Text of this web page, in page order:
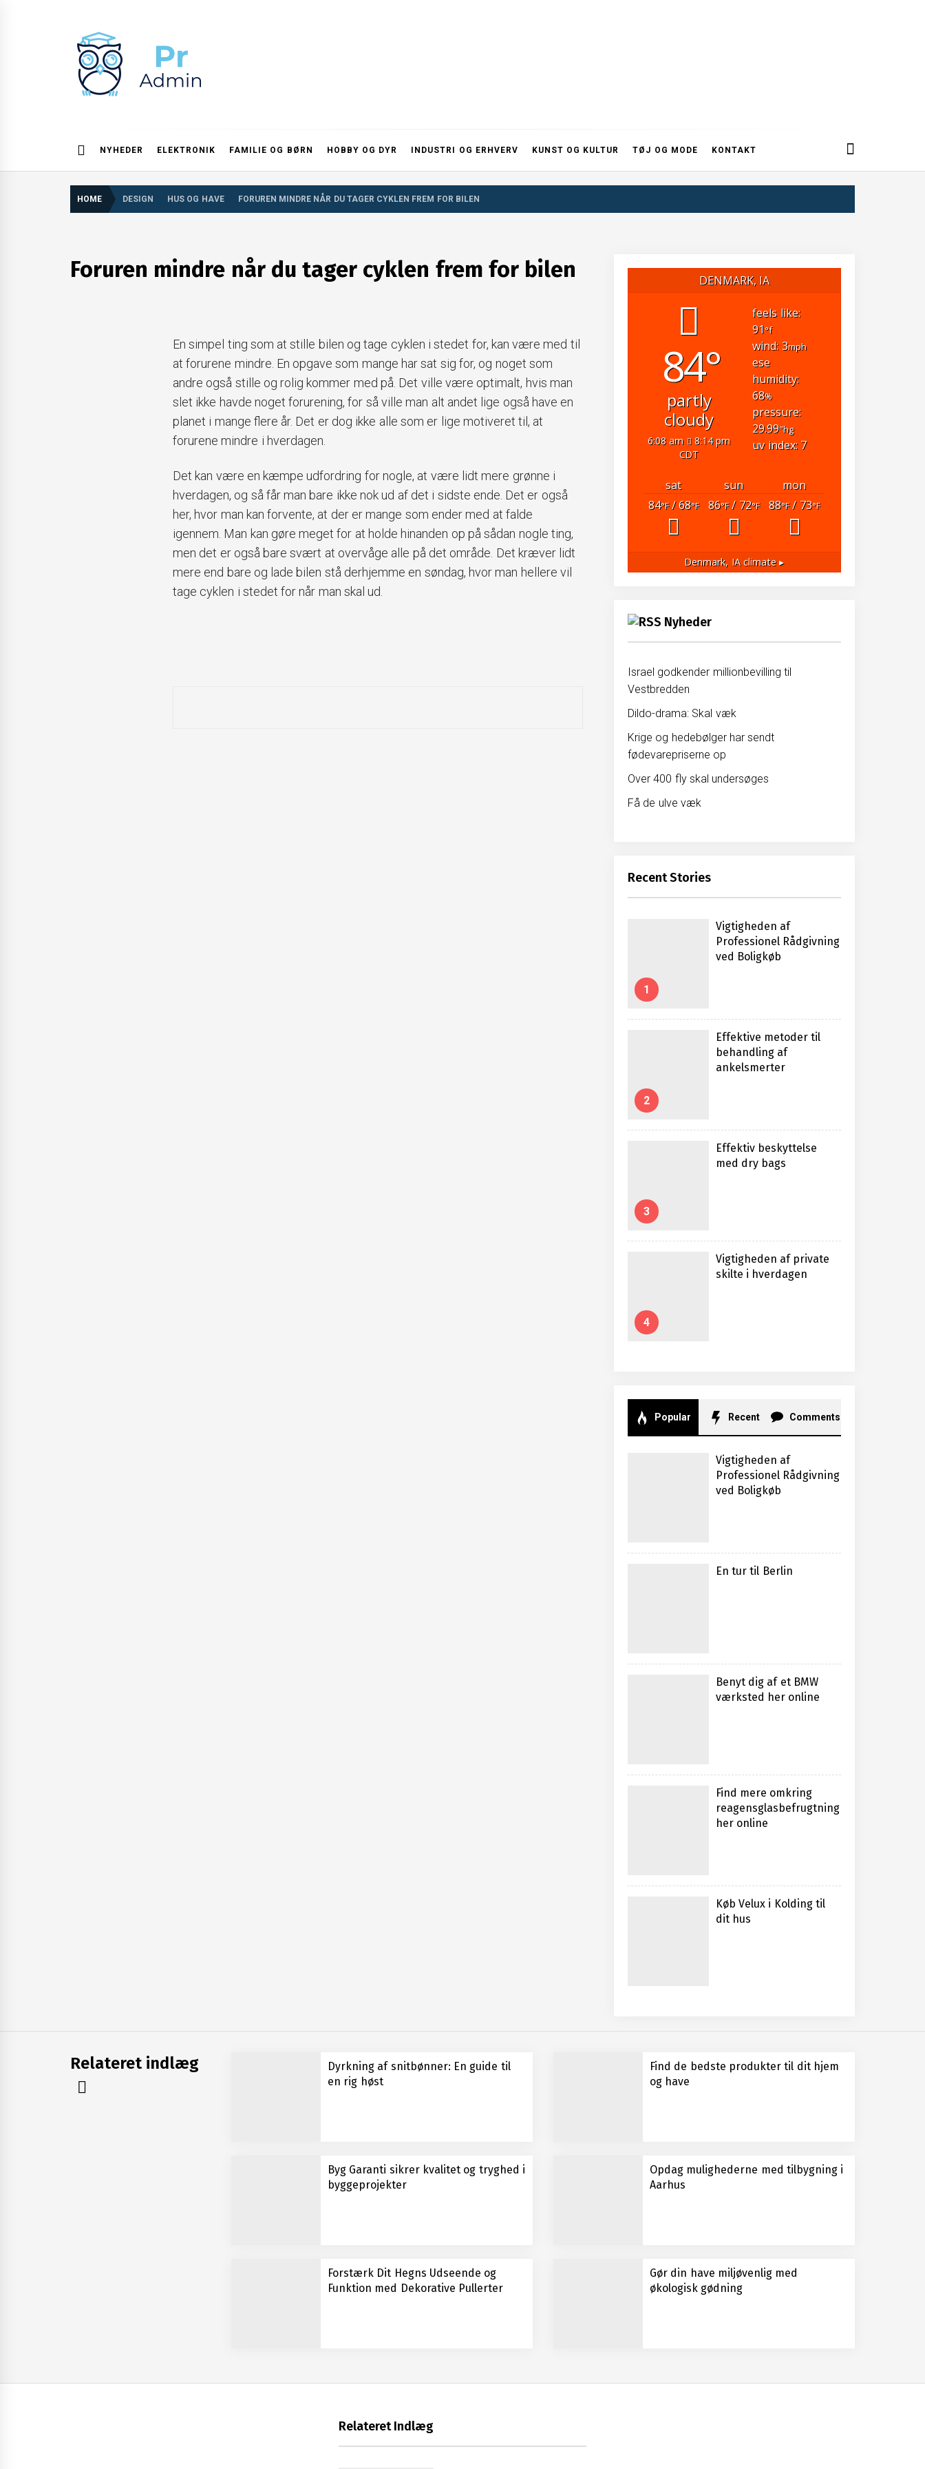
NYHEDER ELEKTRONIK FAMILIE OG BØRN HOBBY OG DYR INDUSTRI OG ERHVERV KUNST OG KULTUR TØJ OG MODE KONTAKT
HOME DESIGN HUS OG HAVE FORUREN MINDRE NÅR DU TAGER CYKLEN FREM FOR BILEN
Foruren mindre når du tager cyklen frem for bilen
En simpel ting som at stille bilen og tage cyklen i stedet for, kan være med til
at forurene mindre. En opgave som mange har sat sig for, og noget som
andre også stille og rolig kommer med på. Det ville være optimalt, hvis man
slet ikke havde noget forurening, for så ville man alt andet lige også have en
planet i mange flere år. Det er dog ikke alle som er lige motiveret til, at
forurene mindre i hverdagen.
Det kan være en kæmpe udfordring for nogle, at være lidt mere grønne i
hverdagen, og så får man bare ikke nok ud af det i sidste ende. Det er også
her, hvor man kan forvente, at der er mange som ender med at falde
igennem. Man kan gøre meget for at holde hinanden op på sådan nogle ting,
men det er også bare svært at overvåge alle på det område. Det kræver lidt
mere end bare og lade bilen stå derhjemme en søndag, hvor man hellere vil
tage cyklen i stedet for når man skal ud.
DENMARK, IA
84°
partly
cloudy
6:08 am
8:14 pm
CDT
feels like:
91°f
wind: 3mph
ese
humidity:
68%
pressure:
29.99"hg
uv index: 7
sat sun
mon
84°F/ 68°F 86°F/ 72°F 88°F/ 73°F
Denmark, IAclimate ▸
Nyheder
Israel godkender millionbevilling til
Vestbredden
Dildo-drama: Skal væk
Krige og hedebølger har sendt
fødevarepriserne op
Over 400 fly skal undersøges
Få de ulve væk
Recent Stories
1
Vigtigheden af
Professionel Rådgivning
ved Boligkøb
2
Effektive metoder til
behandling af
ankelsmerter
3
Effektiv beskyttelse
med dry bags
4
Vigtigheden af private
skilte i hverdagen
Popular Recent Comments
Vigtigheden af
Professionel Rådgivning
ved Boligkøb
En tur til Berlin
Benyt dig af et BMW
værksted her online
Find mere omkring
reagensglasbefrugtning
her online
Køb Velux i Kolding til
dit hus
Relateret indlæg
Dyrkning af snitbønner: En guide til
en rig høst
Find de bedste produkter til dit hjem
og have
Byg Garanti sikrer kvalitet og tryghed i
byggeprojekter
Opdag mulighederne med tilbygning i
Aarhus
Forstærk Dit Hegns Udseende og
Funktion med Dekorative Pullerter
Gør din have miljøvenlig med
økologisk gødning
Relateret Indlæg